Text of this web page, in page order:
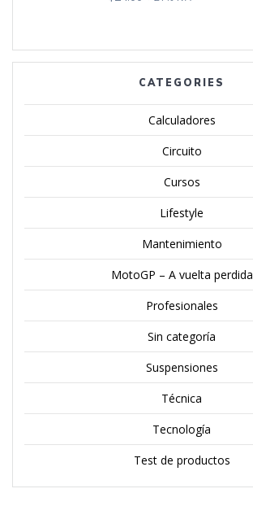
CATEGORIES
Calculadores
Circuito
Cursos
Lifestyle
Mantenimiento
MotoGP – A vuelta perdida
Profesionales
Sin categoría
Suspensiones
Técnica
Tecnología
Test de productos